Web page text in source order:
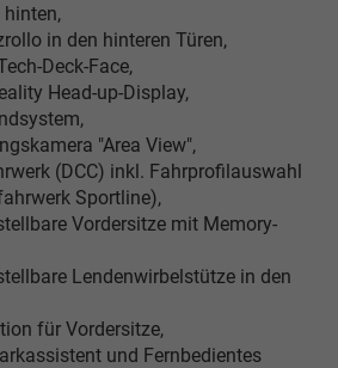
hinten,
in den hinteren Türen,
Deck-Face,
Head-up-Display,
"Area View",
(DCC) inkl. Fahrprofilauswahl
Sportline),
Vordersitze mit Memory-
Lendenwirbelstütze in den
für Vordersitze,
und Fernbedientes